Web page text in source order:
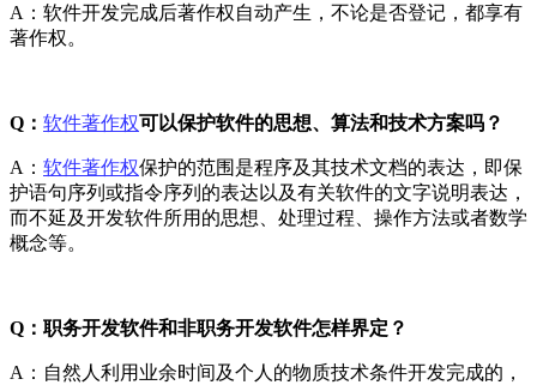
A：软件开发完成后著作权自动产生，不论是否登记，都享有
著作权。
Q： 软件著作权可以保护软件的思想、算法和技术方案吗？
A： 软件著作权保护的范围是程序及其技术文档的表达，即保
护语句序列或指令序列的表达以及有关软件的文字说明表达，
而不延及开发软件所用的思想、处理过程、操作方法或者数学
概念等。
Q：职务开发软件和非职务开发软件怎样界定？
A：自然人利用业余时间及个人的物质技术条件开发完成的，